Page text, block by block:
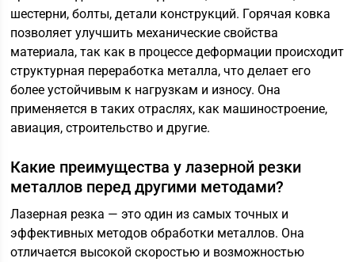
шестерни, болты, детали конструкций. Горячая ковка
позволяет улучшить механические свойства
материала, так как в процессе деформации происходит
структурная переработка металла, что делает его
более устойчивым к нагрузкам и износу. Она
применяется в таких отраслях, как машиностроение,
авиация, строительство и другие.
Какие преимущества у лазерной резки
металлов перед другими методами?
Лазерная резка — это один из самых точных и
эффективных методов обработки металлов. Она
отличается высокой скоростью и возможностью